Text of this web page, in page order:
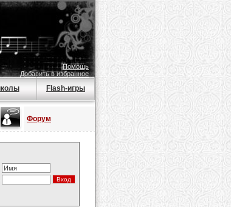
Помощь
Добавить в избранное
Flash-игры
Форум